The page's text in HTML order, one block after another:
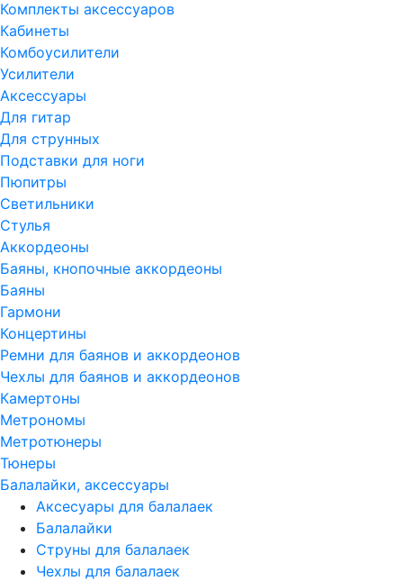
Комплекты аксессуаров
Кабинеты
Комбоусилители
Усилители
Аксессуары
Для гитар
Для струнных
Подставки для ноги
Пюпитры
Светильники
Стулья
Аккордеоны
Баяны, кнопочные аккордеоны
Баяны
Гармони
Концертины
Ремни для баянов и аккордеонов
Чехлы для баянов и аккордеонов
Камертоны
Метрономы
Метротюнеры
Тюнеры
Балалайки, аксессуары
Аксесуары для балалаек
Балалайки
Струны для балалаек
Чехлы для балалаек